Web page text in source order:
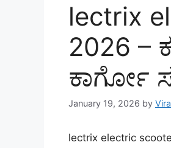
lectrix
2026 –
ಕಾರ್ಗೋ
January 19, 2026 by
lectrix electric